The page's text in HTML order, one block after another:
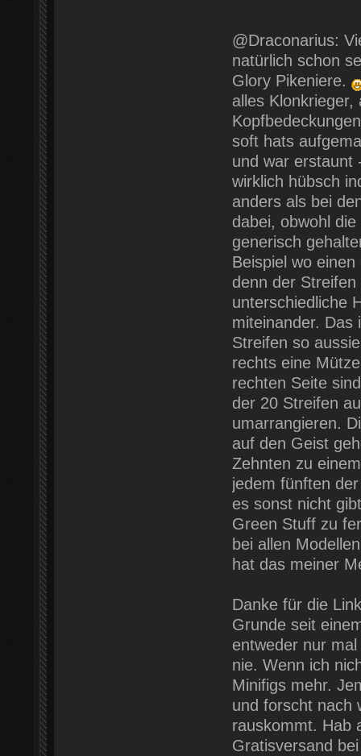
@Draconarius:
natürlich schon
Glory Pikeniere.
alles
soft hats
und war erstaunt
wirklich hübsch
anders als bei
dabei, obwohl
generisch
Beispiel wo
denn der
unterschiedliche
miteinander. Das
Streifen so
rechts eine
rechten Seite
der 20 Streifen
umarrangieren.
auf den Geist
Zehnten zu
jedem fünften
es sonst nicht
Green Stuff zu
bei allen
hat das meiner
Danke für die
Grunde seit
entweder nur
nie. Wenn ich
Minifigs mehr.
und forscht nach
rauskommt. Hab
Gratisversand